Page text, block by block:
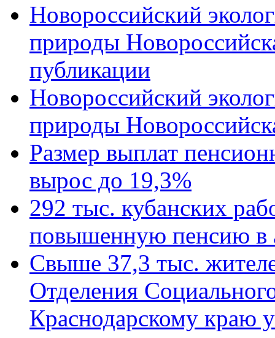
Новороссийский
природы
публикации
Новороссийский
природы
Размер выплат
вырос до 19,3%
292 тыс. кубанских
повышенную пенсию в
Свыше 37,3 тыс.
Отделения
Краснодарскому краю